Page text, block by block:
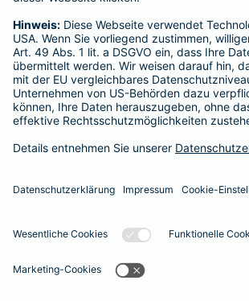
Ombudsmann für private Kranken- / Pflege-
Postfach 060222, 10052 Berlin
Impressum
Barmenia Versicherung - Annette Piras
Güterstr. 20
Tel. 0160 93466882
Datenschutz Impressum/Rechtshinweise
Datenschutz-Einstellungen